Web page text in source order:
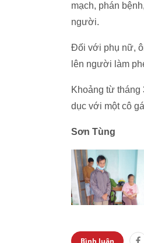
mạch, phán
người.
Đối với phụ nữ,
lên người làm
Khoảng từ tháng
dục với một cô
Sơn Tùng
Bình luận